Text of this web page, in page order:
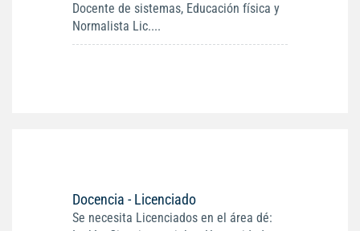
Docente de sistemas, Educación física y
Normalista Lic....
Docencia - Licenciado
Se necesita Licenciados en el área dé: